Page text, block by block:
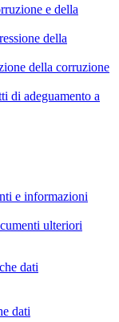
e della
della
della corruzione
di adeguamento a
e informazioni
ulteriori
dati
dati